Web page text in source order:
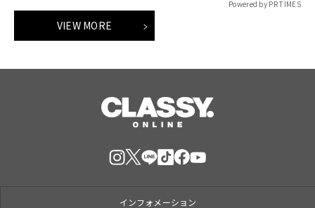
Powered by PR TIMES
VIEW MORE
インフォメーション